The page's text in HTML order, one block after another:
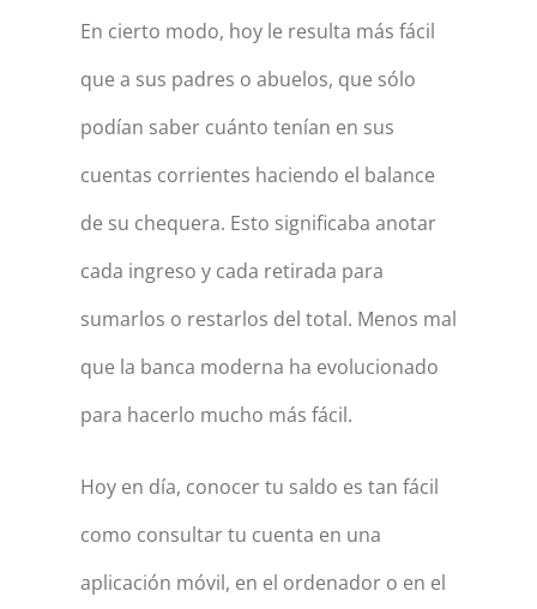
En cierto modo, hoy le resulta más fácil
que a sus padres o abuelos, que sólo
podían saber cuánto tenían en sus
cuentas corrientes haciendo el balance
de su chequera. Esto significaba anotar
cada ingreso y cada retirada para
sumarlos o restarlos del total. Menos mal
que la banca moderna ha evolucionado
para hacerlo mucho más fácil.
Hoy en día, conocer tu saldo es tan fácil
como consultar tu cuenta en una
aplicación móvil, en el ordenador o en el